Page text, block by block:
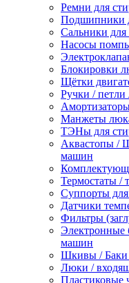
Ремни для
Подшипники
Сальники
Насосы
Блокировки
Щётки
Ручки /
Манжеты
ТЭНы для
Аквастопы /
машин
Термостаты /
Суппорты
Датчики
Фильтры
Электронные
машин
Шкивы / Баки
Люки /
Пластиковые